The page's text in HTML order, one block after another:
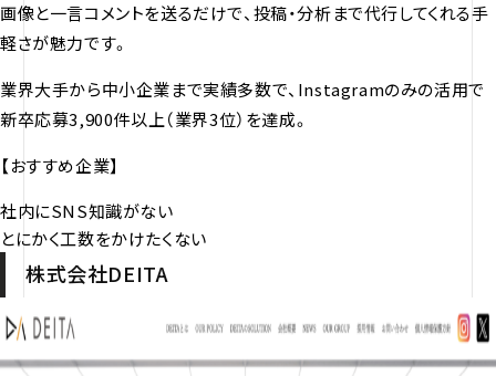
画像と一言コメントを送るだけで、投稿・分析まで代行してくれる手
軽さが魅力です。
業界大手から中小企業まで実績多数で、Instagramのみの活用で
新卒応募3,900件以上（業界3位）を達成。
【おすすめ企業】
社内にSNS知識がない
とにかく工数をかけたくない
株式会社DEITA